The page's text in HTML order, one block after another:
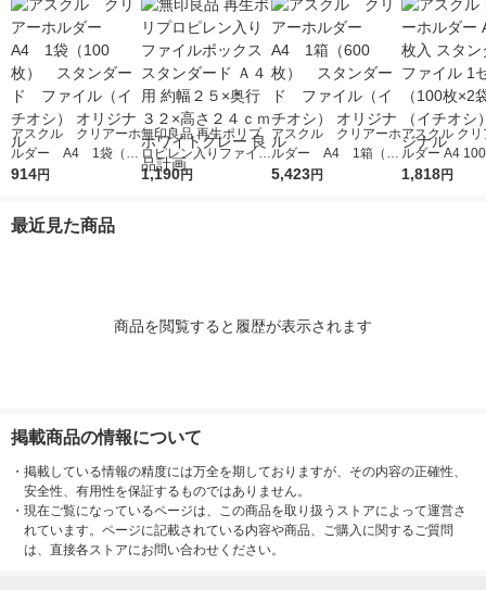
アスクル クリアーホ
ルダー A4 1袋（10
0枚） スタンダー
914円
無印良品 再生ポリプ
ロピレン入りファイル
ボックススタンダード
1,190円
アスクル クリアーホ
ルダー A4 1箱（60
0枚） スタンダー
5,423円
アスクル ク
ルダー A4
タンダード
1,818円
最近見た商品
商品を閲覧すると履歴が表示されます
掲載商品の情報について
・ 掲載している情報の精度には万全を期しておりますが、その内容の正確性、
安全性、有用性を保証するものではありません。
・ 現在ご覧になっているページは、この商品を取り扱うストアによって運営さ
れています。ページに記載されている内容や商品、ご購入に関するご質問
は、直接各ストアにお問い合わせください。